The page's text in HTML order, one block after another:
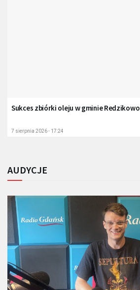
Sukces zbiórki oleju w gminie Redzikowo
7 sierpnia 2026 - 17:24
AUDYCJE